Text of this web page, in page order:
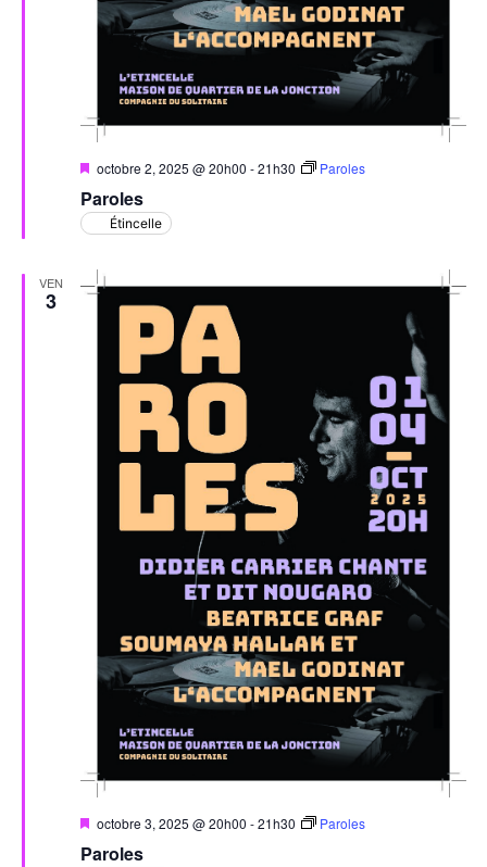
Paroles
Mis
avant
octobre 2, 2025 @ 20h00 -21h30 Paroles
Étincelle
VEN
3
Paroles
Mis
avant
octobre 3, 2025 @ 20h00 -21h30 Paroles